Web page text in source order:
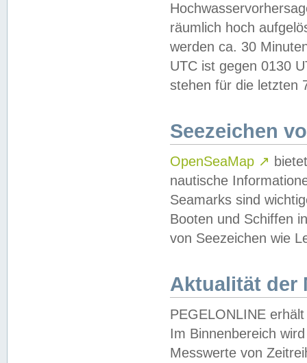
räumlich hoch
werden ca. 30
UTC ist gegen 0130
stehen für die letzten
Seezeichen
OpenSeaMap ↗
nautische
Seamarks sind
Booten und Schiffen
von Seezeichen wie
Aktualität der
PEGELONLINE
Im Binnenbereich
Messwerte von